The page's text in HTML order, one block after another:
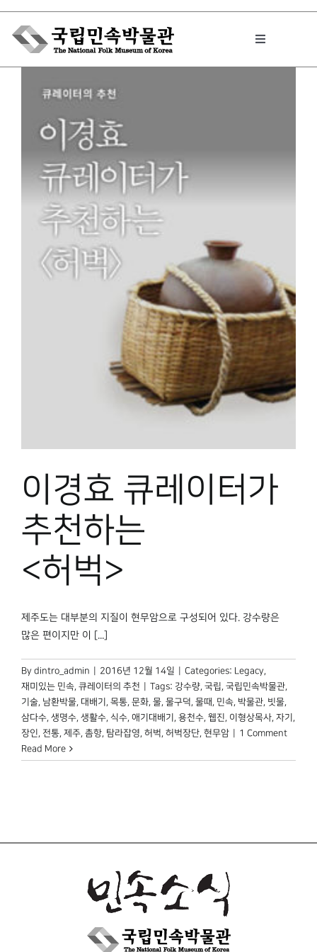
Skip
content
Toggle
박물관에서는
민속이야기
민속 인사이드
원문보기 PDF
이경효 큐레이터가
추천하는
<허벅>
제주도는 대부분의 지질이 현무암으로 구성되어 있다. 강수량은
많은 편이지만 이 [...]
By dintro_admin 2016년 12월 14일 Categories: Legacy,
재미있는 민속, 큐레이터의 추천 Tags: 강수량, 국립, 국립민속박물관,
기술, 남환박물, 대배기 , 목통, 문화, 물, 물구덕, 물때 , 민속, 박물관, 빗물,
삼다수, 생명수, 생활수, 식수, 애기대배기 , 용천수, 웹진, 이형상목사, 자기 ,
장인, 전통, 제주, 촘항, 탐라잡영, 허벅, 허벅장단, 현무암
1 Comment
Read More